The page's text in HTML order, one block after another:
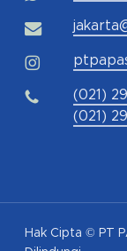
(021)
(021)
Hak Cipta © PT